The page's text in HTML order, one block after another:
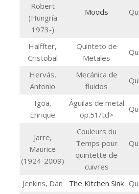
Robert
(Hungría
1973-)
Moods
Halffter,
Cristobal
Quinteto de
Metales
Hervás,
Antonio
Mecánica de
fluidos
Igoa,
Enrique
Águilas de metal
op.51/td>
Jarre,
Maurice
(1924-2009)
Couleurs du
Temps pour
quintette de
cuivres
Jenkins, Dan The Kitchen Sink